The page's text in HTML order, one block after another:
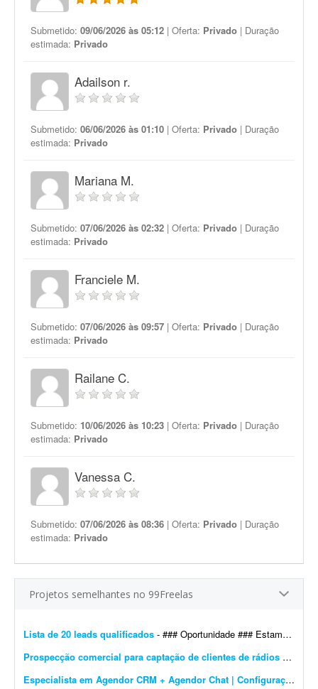
Submetido: 09/06/2026 às 05:12 | Oferta: Privado | Duração
estimada: Privado
Adailson r.
Submetido: 06/06/2026 às 01:10 | Oferta: Privado | Duração
estimada: Privado
Mariana M.
Submetido: 07/06/2026 às 02:32 | Oferta: Privado | Duração
estimada: Privado
Franciele M.
Submetido: 07/06/2026 às 09:57 | Oferta: Privado | Duração
estimada: Privado
Railane C.
Submetido: 10/06/2026 às 10:23 | Oferta: Privado | Duração
estimada: Privado
Vanessa C.
Submetido: 07/06/2026 às 08:36 | Oferta: Privado | Duração
estimada: Privado
Projetos semelhantes no 99Freelas
Lista de 20 leads qualificados - ### Oportunidade ### Estamos procurando um SDR / Executivo Comercial freelancer com experiência em prospecção ativa de empresas para gerar reuniões qualificadas. Nosso s...
Prospecção comercial para captação de clientes de rádios e web rádios
Especialista em Agendor CRM + Agendor Chat | Configuração e Integrações